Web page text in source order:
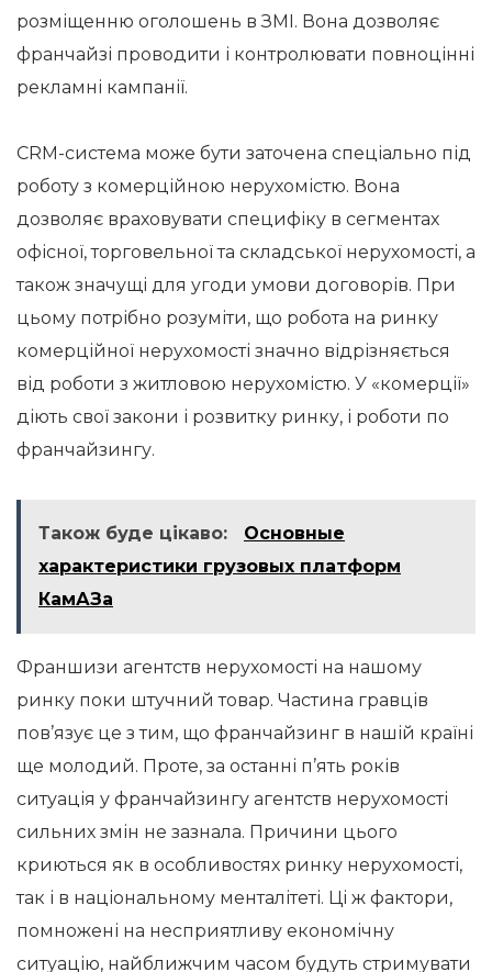
розміщенню оголошень в ЗМІ. Вона дозволяє
франчайзі проводити і контролювати повноцінні
рекламні кампанії.
CRM-система може бути заточена спеціально під
роботу з комерційною нерухомістю. Вона
дозволяє враховувати специфіку в сегментах
офісної, торговельної та складської нерухомості, а
також значущі для угоди умови договорів. При
цьому потрібно розуміти, що робота на ринку
комерційної нерухомості значно відрізняється
від роботи з житловою нерухомістю. У «комерції»
діють свої закони і розвитку ринку, і роботи по
франчайзингу.
Також буде цікаво:
Основные
характеристики грузовых платформ
КамАЗа
Франшизи агентств нерухомості на нашому
ринку поки штучний товар. Частина гравців
пов’язує це з тим, що франчайзинг в нашій країні
ще молодий. Проте, за останні п’ять років
ситуація у франчайзингу агентств нерухомості
сильних змін не зазнала. Причини цього
криються як в особливостях ринку нерухомості,
так і в національному менталітеті. Ці ж фактори,
помножені на несприятливу економічну
ситуацію, найближчим часом будуть стримувати